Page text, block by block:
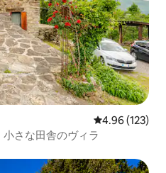
レビュー123
4.96 (123)
さな田舎のヴィラ